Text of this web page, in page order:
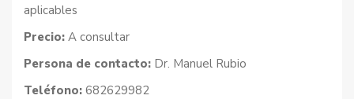
aplicables
Precio: A consultar
Persona de contacto: Dr. Manuel Rubio
Teléfono: 682629982